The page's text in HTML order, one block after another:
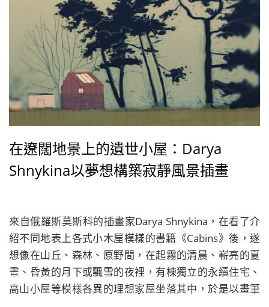
在遼闊地景上的遺世小屋：Darya
Shnykina以夢想構築寂靜風景插畫
來自俄羅斯莫斯科的插畫家Darya Shnykina，在看了介
紹不同地表上各式小木屋模樣的書籍《Cabins》後，遂
想像在山丘、森林、原野間，在起霧的清晨、嶄亮的夏
晝、昏黃的月下或飄雪的夜裡，有棟獨立的永續住宅、
高山小屋等模樣各異的理想家屋坐落其中，於是以畫筆